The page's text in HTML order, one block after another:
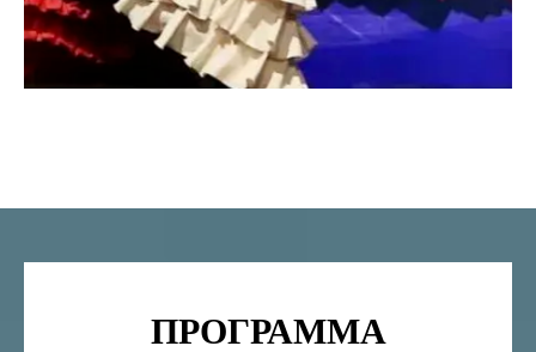
ПРОГРАММА